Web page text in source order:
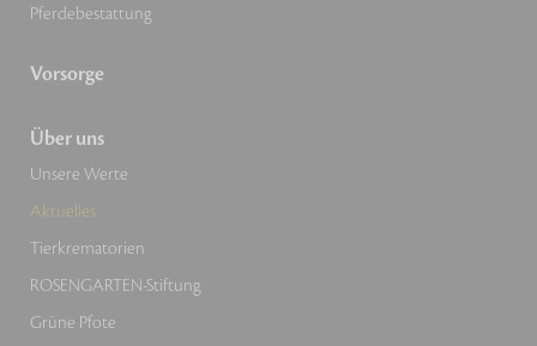
Pferdebestattung
Vorsorge
Über uns
Unsere Werte
Aktuelles
Tierkrematorien
ROSENGARTEN-Stiftung
Grüne Pfote